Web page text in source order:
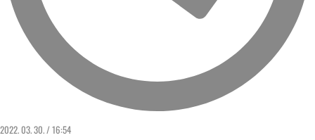
2022. 03. 30. / 16:54